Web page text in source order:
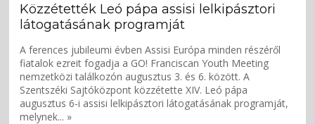
Közzétették Leó pápa assisi lelkipásztori
látogatásának programját
A ferences jubileumi évben Assisi Európa minden részéről
fiatalok ezreit fogadja a GO! Franciscan Youth Meeting
nemzetközi találkozón augusztus 3. és 6. között. A
Szentszéki Sajtóközpont közzétette XIV. Leó pápa
augusztus 6-i assisi lelkipásztori látogatásának programját,
melynek... »